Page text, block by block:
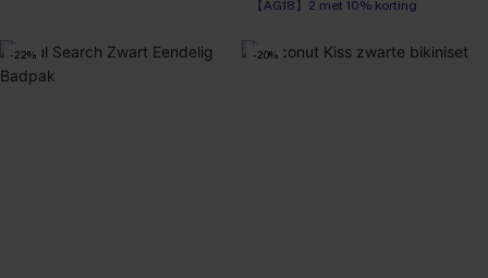
【AG18】2 met 10% korting
-22% -20%